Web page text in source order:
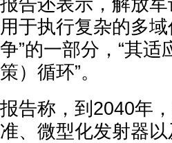
报告还表示，解放
用于执行复杂的多
争”的一部分，“其
策）循环”。
报告称，到2040年
准、微型化发射器